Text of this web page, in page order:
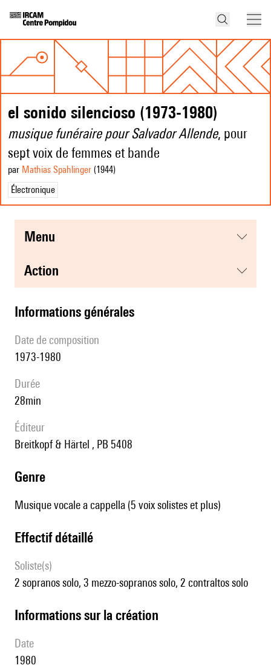
el sonido silencioso (1973-1980)
musique funéraire pour Salvador Allende, pour
sept voix de femmes et bande
par Mathias Spahlinger (1944)
Électronique
menu
action
informations générales
date de composition
1973-1980
durée
28min
éditeur
Breitkopf & Härtel , PB 5408
genre
Musique vocale a cappella (5 voix solistes et plus)
effectif détaillé
Soliste(s)
2 sopranos solo, 3 mezzo-sopranos solo, 2 contraltos solo
informations sur la création
date
1980